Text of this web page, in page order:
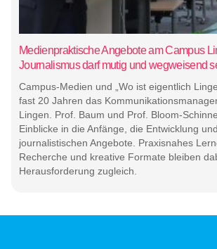
Medienpraktische Angebote am Campus
Journalismus darf mutig und wegweisend
Campus-Medien und „Wo ist eigentlich
fast 20 Jahren das
Lingen. Prof. Baum und Prof. Bloom-
Einblicke in die Anfänge, die Entwicklung
journalistischen Angebote. Praxisnahes
Recherche und kreative Formate bleiben
Herausforderung zugleich.